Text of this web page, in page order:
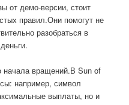
от демо-версии, стоит
правил.Они помогут не
разобраться в
начала вращений.В Sun of
например, символ
выплаты, но и